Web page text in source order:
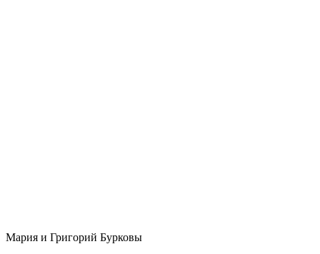
Мария и Григорий Бурковы